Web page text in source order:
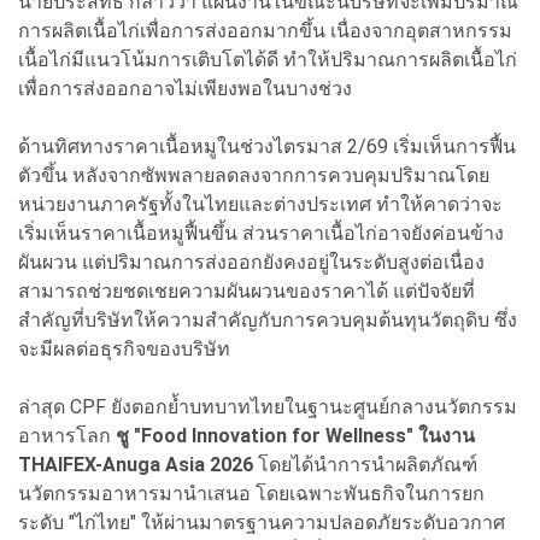
การผลิตเนื้อไก่เพื่อการส่งออกมากขึ้น เนื่องจากอุตสาหกรรม
เนื้อไก่มีแนวโน้มการเติบโตได้ดี ทำให้ปริมาณการผลิตเนื้อไก่
เพื่อการส่งออกอาจไม่เพียงพอในบางช่วง
ด้านทิศทางราคาเนื้อหมูในช่วงไตรมาส 2/69 เริ่มเห็นการฟื้น
ตัวขึ้น หลังจากซัพพลายลดลงจากการควบคุมปริมาณโดย
หน่วยงานภาครัฐทั้งในไทยและต่างประเทศ ทำให้คาดว่าจะ
เริ่มเห็นราคาเนื้อหมูฟื้นขึ้น ส่วนราคาเนื้อไก่อาจยังค่อนข้าง
ผันผวน แต่ปริมาณการส่งออกยังคงอยู่ในระดับสูงต่อเนื่อง
สามารถช่วยชดเชยความผันผวนของราคาได้ แต่ปัจจัยที่
สำคัญที่บริษัทให้ความสำคัญกับการควบคุมต้นทุนวัตถุดิบ ซึ่ง
จะมีผลต่อธุรกิจของบริษัท
ล่าสุด CPF ยังตอกย้ำบทบาทไทยในฐานะศูนย์กลางนวัตกรรม
อาหารโลก ชู "Food Innovation for Wellness" ในงาน
THAIFEX-Anuga Asia 2026 โดยได้นำการนำผลิตภัณฑ์
นวัตกรรมอาหารมานำเสนอ โดยเฉพาะพันธกิจในการยก
ระดับ "ไก่ไทย" ให้ผ่านมาตรฐานความปลอดภัยระดับอวกาศ